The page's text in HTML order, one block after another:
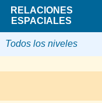
RELACIONES
ESPACIALES
Todos los niveles